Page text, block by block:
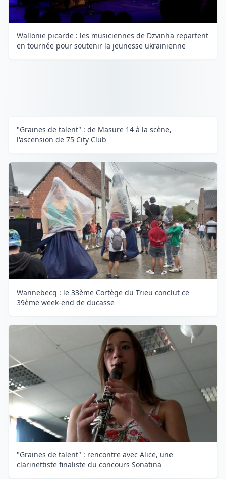
Wallonie picarde : les musiciennes de Dzvinha repartent
en tournée pour soutenir la jeunesse ukrainienne
"Graines de talent" : de Masure 14 à la scène,
l'ascension de 75 City Club
Wannebecq : le 33ème Cortège du Trieu conclut ce
39ème week-end de ducasse
"Graines de talent" : rencontre avec Alice, une
clarinettiste finaliste du concours Sonatina